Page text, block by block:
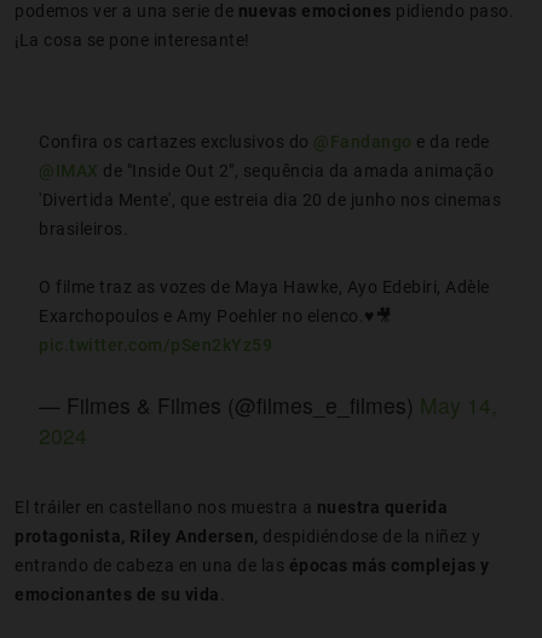
podemos ver a una serie de nuevas emociones pidiendo paso.
¡La cosa se pone interesante!
Confira os cartazes exclusivos do @Fandango e da rede
@IMAX de "Inside Out 2", sequência da amada animação
'Divertida Mente', que estreia dia 20 de junho nos cinemas
brasileiros.
O filme traz as vozes de Maya Hawke, Ayo Edebiri, Adèle
Exarchopoulos e Amy Poehler no elenco.♥️🎥
pic.twitter.com/pSen2kYz59
— Filmes & Filmes (@filmes_e_filmes) May 14,
2024
El tráiler en castellano nos muestra a nuestra querida
protagonista, Riley Andersen, despidiéndose de la niñez y
entrando de cabeza en una de las épocas más complejas y
emocionantes de su vida.